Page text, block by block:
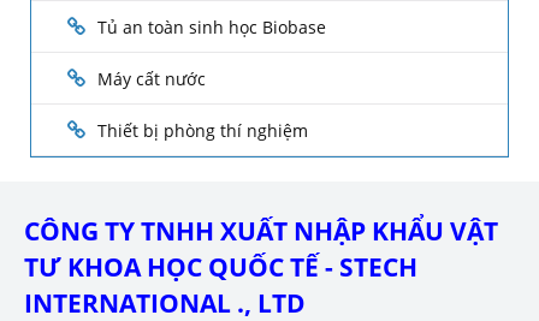
Tủ an toàn sinh học Biobase
Máy cất nước
Thiết bị phòng thí nghiệm
CÔNG TY TNHH XUẤT NHẬP KHẨU VẬT
TƯ KHOA HỌC QUỐC TẾ - STECH
INTERNATIONAL ., LTD